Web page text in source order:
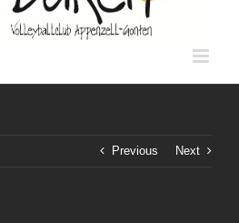
Previous Next